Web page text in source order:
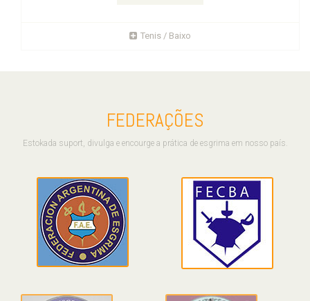
Tenis / Baixo
FEDERAÇÕES
Estokada suport, divulga e encourge a prática de esgrima em nosso país.